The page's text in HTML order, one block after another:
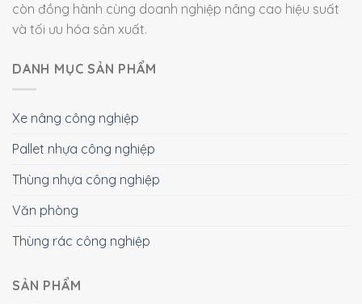
còn đồng hành cùng doanh nghiệp nâng cao hiệu suất
và tối ưu hóa sản xuất.
DANH MỤC SẢN PHẨM
Xe nâng công nghiệp
Pallet nhựa công nghiệp
Thùng nhựa công nghiệp
Văn phòng
Thùng rác công nghiệp
SẢN PHẨM